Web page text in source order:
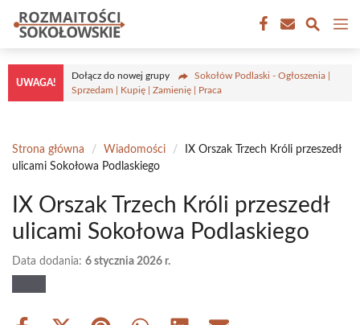
Przejdź
treści
UWAGA!
Dołącz do nowej grupy
Sokołów Podlaski - Ogłoszenia |
Sprzedam | Kupię | Zamienię | Praca
Strona główna / Wiadomości /
IX Orszak Trzech Króli przeszedł
ulicami Sokołowa Podlaskiego
IX Orszak Trzech Króli przeszedł
ulicami Sokołowa Podlaskiego
Data dodania: 6 stycznia 2026 r.